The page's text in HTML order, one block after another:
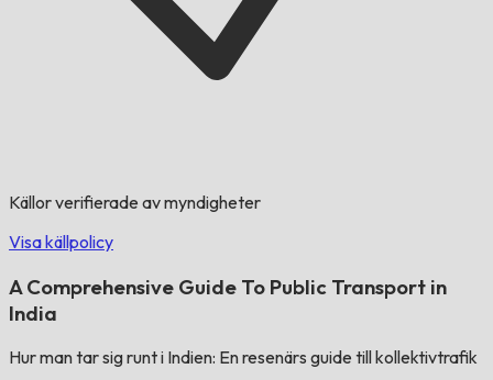
Källor verifierade av myndigheter
Visa källpolicy
A Comprehensive Guide To Public Transport in
India
Hur man tar sig runt i Indien: En resenärs guide till kollektivtrafik